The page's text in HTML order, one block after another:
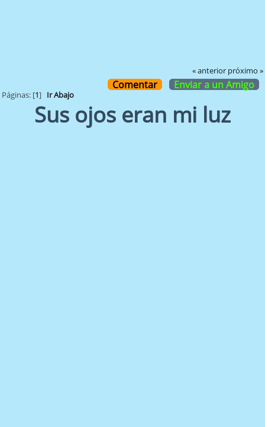
« anterior próximo »
Comentar Enviar a un Amigo
Páginas: [1] Ir Abajo
Sus ojos eran mi luz